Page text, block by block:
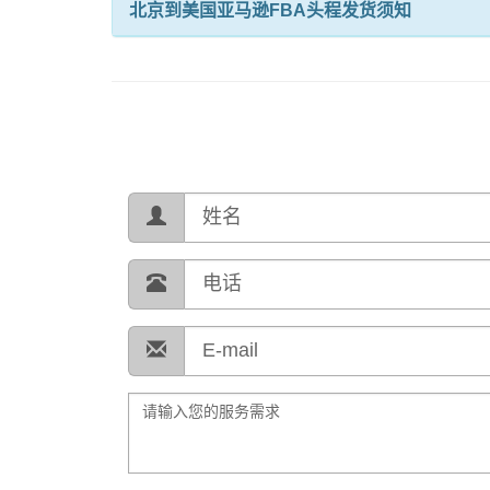
北京到美国亚马逊FBA头程发货须知